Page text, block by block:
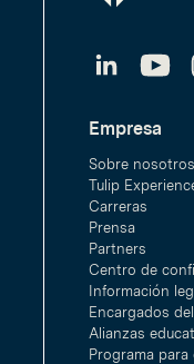
LinkedIn
Empresa
Sobre nosotros
Tulip
Carreras
Prensa
Partners
Centro de
Información
Encargados
Alianzas
Programa